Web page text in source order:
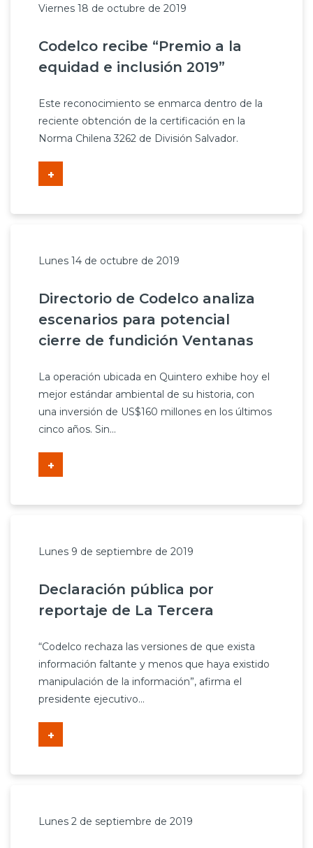
Viernes 18 de octubre de 2019
Codelco recibe “Premio a la
equidad e inclusión 2019”
Este reconocimiento se enmarca dentro de la
reciente obtención de la certificación en la
Norma Chilena 3262 de División Salvador.
+
Lunes 14 de octubre de 2019
Directorio de Codelco analiza
escenarios para potencial
cierre de fundición Ventanas
La operación ubicada en Quintero exhibe hoy el
mejor estándar ambiental de su historia, con
una inversión de US$160 millones en los últimos
cinco años. Sin...
+
Lunes 9 de septiembre de 2019
Declaración pública por
reportaje de La Tercera
“Codelco rechaza las versiones de que exista
información faltante y menos que haya existido
manipulación de la información”, afirma el
presidente ejecutivo...
+
Lunes 2 de septiembre de 2019